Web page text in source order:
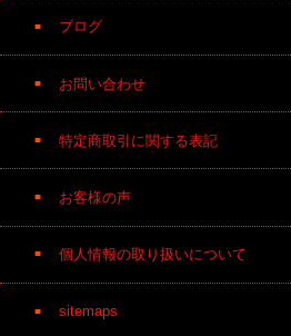
ブログ
お問い合わせ
特定商取引に関する表記
お客様の声
個人情報の取り扱いについて
sitemaps